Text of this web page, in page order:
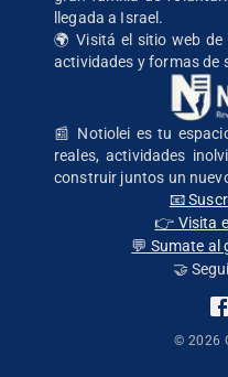
llegada a Israel.
🌍 Visitá el sitio web de
actividades y formas de
📰 Notiolei es tu
reales, actividades
construir juntos un
📧
👉 Visita
💬 Sumate al
🤝
© 2026